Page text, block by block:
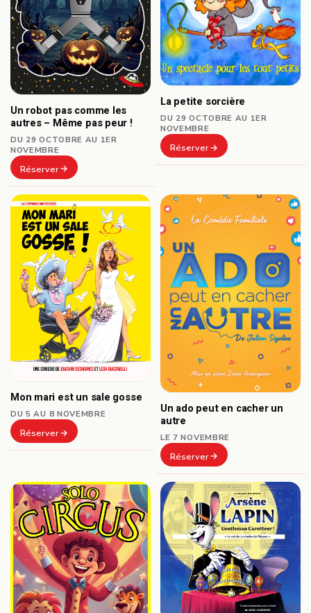
Un robot pas comme les
autres – Même pas peur !
DU 29 OCTOBRE AU 1ER
NOVEMBRE
Réserver
La petite sorcière
DU 29 OCTOBRE AU 1ER
NOVEMBRE
Réserver
Mon mari est un sale gosse
DU 5 AU 8 NOVEMBRE
Réserver
Un ado peut en cacher un
autre
LE 7 NOVEMBRE
Réserver